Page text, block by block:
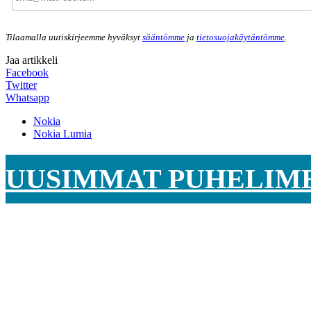
Tilaamalla uutiskirjeemme hyväksyt sääntömme ja tietosuojakäytäntömme
Jaa artikkeli
Facebook
Twitter
Whatsapp
Nokia
Nokia Lumia
UUSIMMAT